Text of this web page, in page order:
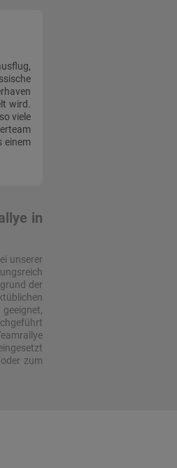
wird.
viele
einem
in
unserer
der
zum